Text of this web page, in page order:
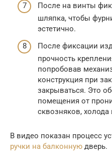
После на винты
шляпка, чтобы
эстетично.
После фиксации
прочность
попробовав
конструкция при
закрываться. Это
помещения от
сквозняков,
В видео показан процесс
ручки на балконную дверь.